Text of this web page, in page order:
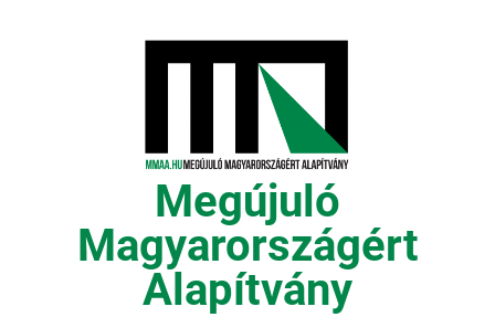
Megújuló
Magyarországért
Alapítvány